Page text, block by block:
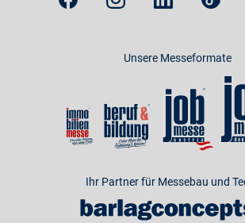
Unsere Messeformate
Ihr Partner für Messebau und